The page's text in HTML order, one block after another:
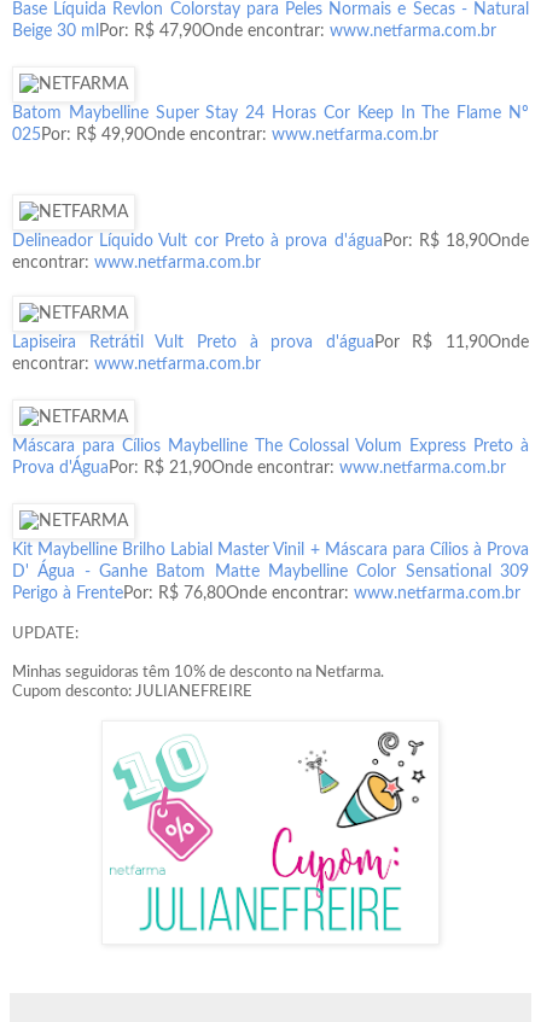
Base Líquida Revlon Colorstay para Peles Normais e Secas - Natural
Beige 30 ml Por: R$ 47,90Onde encontrar: www.netfarma.com.br
Batom Maybelline Super Stay 24 Horas Cor Keep In The Flame Nº
025Por: R$ 49,90Onde encontrar: www.netfarma.com.br
Delineador Líquido Vult cor Preto à prova d'água Por: R$ 18,90Onde
encontrar: www.netfarma.com.br
Lapiseira Retrátil Vult Preto à prova d'água Por R$ 11,90Onde
encontrar: www.netfarma.com.br
Máscara para Cílios Maybelline The Colossal Volum Express Preto à
Prova d'Água Por: R$ 21,90Onde encontrar: www.netfarma.com.br
Kit Maybelline Brilho Labial Master Vinil + Máscara para Cílios à Prova
D' Água - Ganhe Batom Matte Maybelline Color Sensational 309
Perigo à FrentePor: R$ 76,80Onde encontrar: www.netfarma.com.br
UPDATE:
Minhas seguidoras têm 10% de desconto na Netfarma.
Cupom desconto: JULIANEFREIRE